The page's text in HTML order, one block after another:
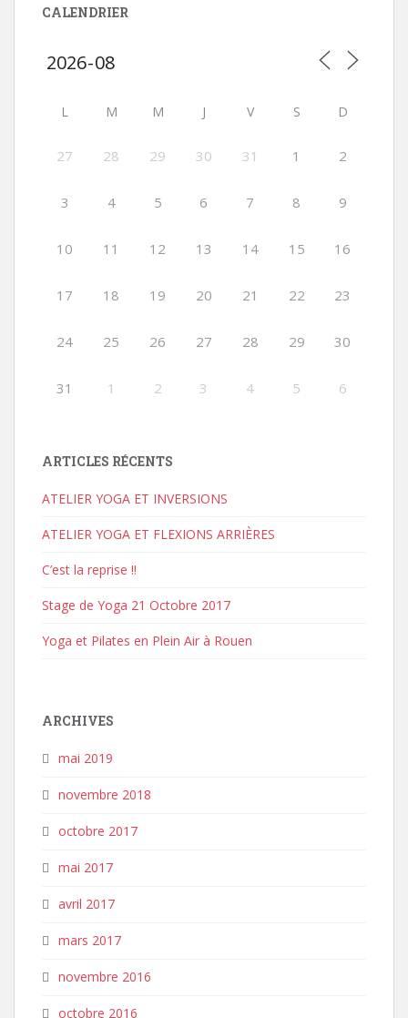
CALENDRIER
L M M J V S D
27 28 29 30 31 1 2
3 4 5 6 7 8 9
10 11 12 13 14 15 16
17 18 19 20 21 22 23
24 25 26 27 28 29 30
31 1 2 3 4 5 6
ARTICLES RÉCENTS
ATELIER YOGA ET INVERSIONS
ATELIER YOGA ET FLEXIONS ARRIÈRES
C’est la reprise !!
Stage de Yoga 21 Octobre 2017
Yoga et Pilates en Plein Air à Rouen
ARCHIVES
mai 2019
novembre 2018
octobre 2017
mai 2017
avril 2017
mars 2017
novembre 2016
octobre 2016